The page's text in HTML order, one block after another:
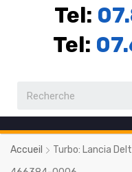
Tel:
Tel:
Accueil
Turbo: Lancia